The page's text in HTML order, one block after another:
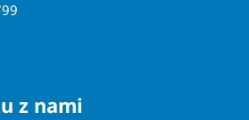
z nami